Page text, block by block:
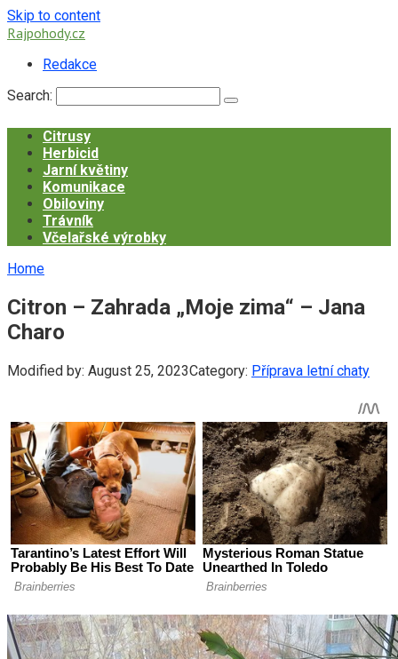
Skip to content
Rajpohody.cz
Redakce
Search:
Citrusy
Herbicid
Jarní květiny
Komunikace
Obiloviny
Trávník
Včelařské výrobky
Home
Citron – Zahrada „Moje zima“ – Jana
Charo
Modified by: August 25, 2023Category: Příprava letní chaty